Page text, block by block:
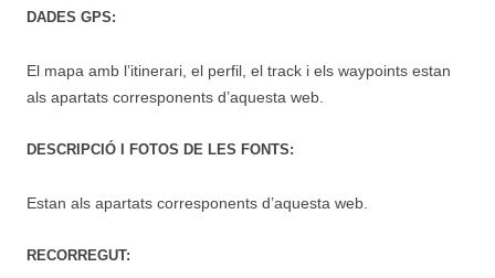
DADES GPS:
El mapa amb l’itinerari, el perfil, el track i els waypoints estan
als apartats corresponents d’aquesta web.
DESCRIPCIÓ I FOTOS DE LES FONTS:
Estan als apartats corresponents d’aquesta web.
RECORREGUT: